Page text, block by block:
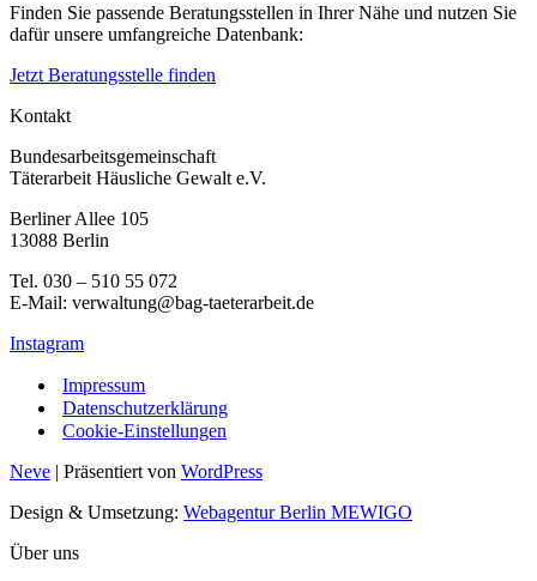
Finden Sie passende Beratungsstellen in Ihrer Nähe und nutzen Sie
dafür unsere umfangreiche Datenbank:
Jetzt Beratungsstelle finden
Kontakt
Bundesarbeitsgemeinschaft
Täterarbeit Häusliche Gewalt e.V.
Berliner Allee 105
13088 Berlin
Tel. 030 – 510 55 072
E-Mail: verwaltung@bag-taeterarbeit.de
Instagram
Impressum
Datenschutzerklärung
Cookie-Einstellungen
Neve | Präsentiert von WordPress
Design & Umsetzung: Webagentur Berlin MEWIGO
Über uns